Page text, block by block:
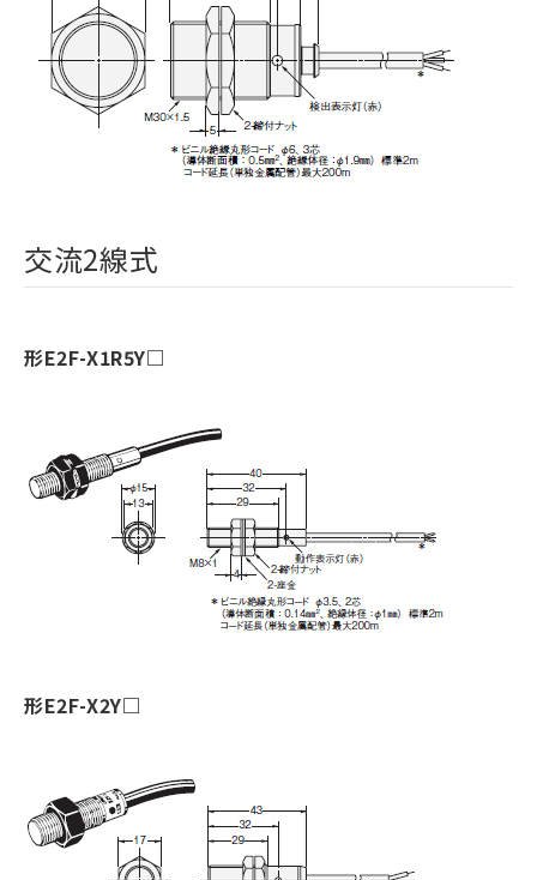
交流2線式
形E2F-X1R5Y□
形E2F-X2Y□